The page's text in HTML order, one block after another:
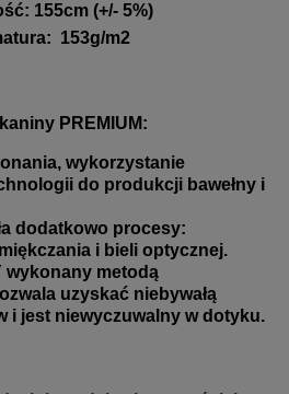
: 155cm (+/- 5%)
: 153g/m2
PREMIUM:
wykorzystanie
do produkcji bawełny i
dodatkowo procesy:
i bieli optycznej.
wykonany metodą
uzyskać niebywałą
i jest niewyczuwalny w dotyku.